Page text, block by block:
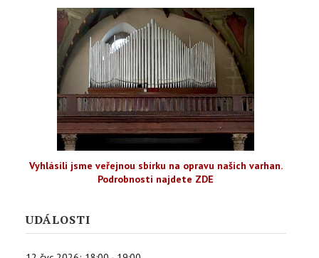
Vyhlásili jsme veřejnou sbírku na opravu našich varhan.
Podrobnosti najdete ZDE
UDÁLOSTI